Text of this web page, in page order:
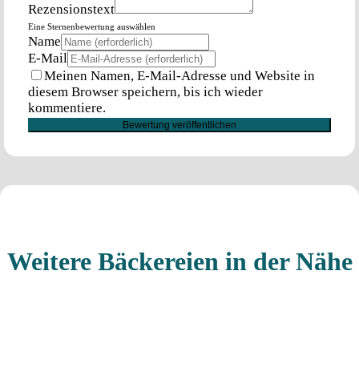
Rezensionstext
Eine Sternenbewertung auswählen
Name
E-Mail
Meinen Namen, E-Mail-Adresse und Website in
diesem Browser speichern, bis ich wieder
kommentiere.
Weitere Bäckereien in der Nähe